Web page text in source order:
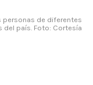
personas de diferentes
del país. Foto: Cortesía